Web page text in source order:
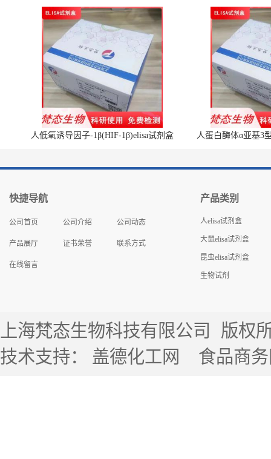
人低氧诱导因子-1β(HIF-1β)elisa试剂盒 人蛋白酶体α亚基3
快捷导航
公司首页 公司介绍 公司动态
产品展厅 证书荣誉 联系方式
在线留言
产品类别
人elisa试剂盒
大鼠elisa试剂盒
昆虫elisa试剂盒
生物试剂
上海梵态生物科技有限公司
版权
技术支持： 盖德化工网 食品商